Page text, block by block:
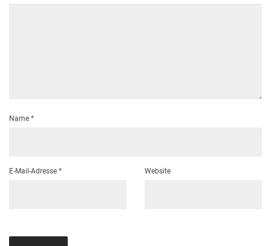
Name *
E-Mail-Adresse * Website